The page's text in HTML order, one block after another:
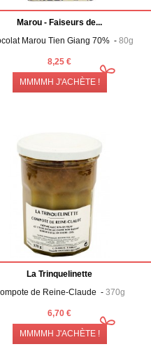
Marou - Faiseurs de...
Marou Tien Giang 70% - 80g
8,25 €
MMMMH J'ACHÈTE !
La Trinquelinette
de Reine-Claude - 370g
6,70 €
MMMMH J'ACHÈTE !